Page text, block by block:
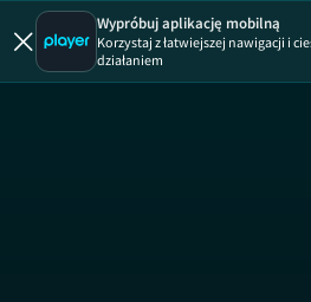
Wypróbuj aplikację mobilną
Korzystaj z łatwiejszej nawigacji i
działaniem